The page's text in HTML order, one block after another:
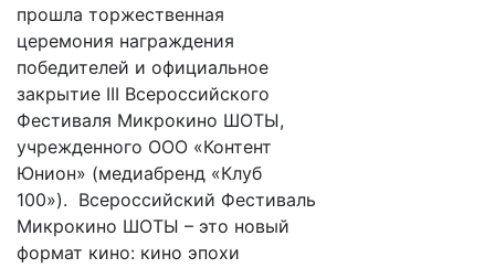
прошла торжественная
церемония награждения
победителей и официальное
закрытие III Всероссийского
Фестиваля Микрокино ШОТЫ,
учрежденного ООО «Контент
Юнион» (медиабренд «Клуб
100»). Всероссийский Фестиваль
Микрокино ШОТЫ – это новый
формат кино: кино эпохи